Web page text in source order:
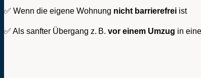
✅ Wenn die eigene Wohnung nicht barrierefrei ist
✅ Als sanfter Übergang z. B. vor einem Umzug in